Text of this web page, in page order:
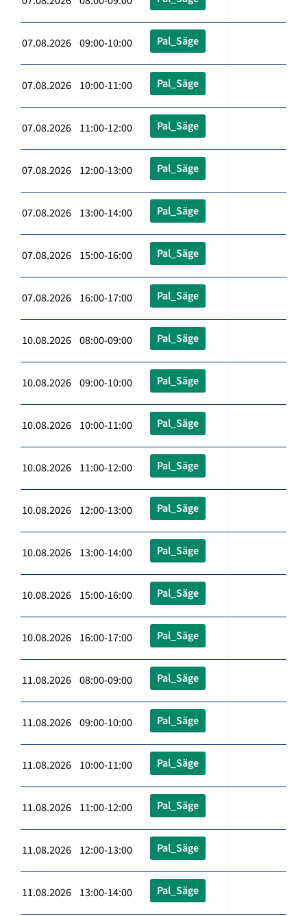
07.08.2026 09:00-10:00 Pal_Säge
07.08.2026 10:00-11:00 Pal_Säge
07.08.2026 11:00-12:00 Pal_Säge
07.08.2026 12:00-13:00 Pal_Säge
07.08.2026 13:00-14:00 Pal_Säge
07.08.2026 15:00-16:00 Pal_Säge
07.08.2026 16:00-17:00 Pal_Säge
10.08.2026 08:00-09:00 Pal_Säge
10.08.2026 09:00-10:00 Pal_Säge
10.08.2026 10:00-11:00 Pal_Säge
10.08.2026 11:00-12:00 Pal_Säge
10.08.2026 12:00-13:00 Pal_Säge
10.08.2026 13:00-14:00 Pal_Säge
10.08.2026 15:00-16:00 Pal_Säge
10.08.2026 16:00-17:00 Pal_Säge
11.08.2026 08:00-09:00 Pal_Säge
11.08.2026 09:00-10:00 Pal_Säge
11.08.2026 10:00-11:00 Pal_Säge
11.08.2026 11:00-12:00 Pal_Säge
11.08.2026 12:00-13:00 Pal_Säge
11.08.2026 13:00-14:00 Pal_Säge